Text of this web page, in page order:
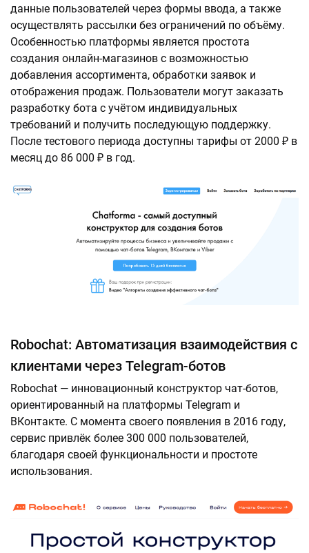
данные пользователей через формы ввода, а также
осуществлять рассылки без ограничений по объёму.
Особенностью платформы является простота
создания онлайн-магазинов с возможностью
добавления ассортимента, обработки заявок и
отображения продаж. Пользователи могут заказать
разработку бота с учётом индивидуальных
требований и получить последующую поддержку.
После тестового периода доступны тарифы от 2000 ₽ в
месяц до 86 000 ₽ в год.
Robochat: Автоматизация взаимодействия с
клиентами через Telegram-ботов
Robochat — инновационный конструктор чат-ботов,
ориентированный на платформы Telegram и
ВКонтакте. С момента своего появления в 2016 году,
сервис привлёк более 300 000 пользователей,
благодаря своей функциональности и простоте
использования.